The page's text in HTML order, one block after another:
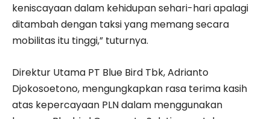
keniscayaan dalam kehidupan sehari-hari apalagi
ditambah dengan taksi yang memang secara
mobilitas itu tinggi,” tuturnya.
Direktur Utama PT Blue Bird Tbk, Adrianto
Djokosoetono, mengungkapkan rasa terima kasih
atas kepercayaan PLN dalam menggunakan